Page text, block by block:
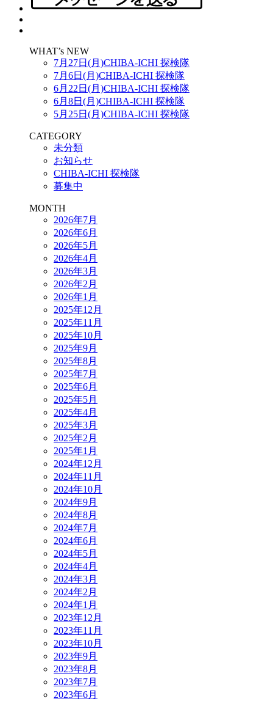
WHAT’s NEW
7月27日(月)CHIBA-ICHI 探検隊
7月6日(月)CHIBA-ICHI 探検隊
6月22日(月)CHIBA-ICHI 探検隊
6月8日(月)CHIBA-ICHI 探検隊
5月25日(月)CHIBA-ICHI 探検隊
CATEGORY
未分類
お知らせ
CHIBA-ICHI 探検隊
募集中
MONTH
2026年7月
2026年6月
2026年5月
2026年4月
2026年3月
2026年2月
2026年1月
2025年12月
2025年11月
2025年10月
2025年9月
2025年8月
2025年7月
2025年6月
2025年5月
2025年4月
2025年3月
2025年2月
2025年1月
2024年12月
2024年11月
2024年10月
2024年9月
2024年8月
2024年7月
2024年6月
2024年5月
2024年4月
2024年3月
2024年2月
2024年1月
2023年12月
2023年11月
2023年10月
2023年9月
2023年8月
2023年7月
2023年6月